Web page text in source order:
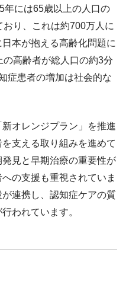
年には65歳以上の人口の
り、これは約700万人に
本が抱える高齢化問題に
高齢者が総人口の約3分
症患者の増加は社会的な
オレンジプラン」を推進
支える取り組みを進めて
見と早期治療の重要性が
の支援も重視されていま
連携し、認知症ケアの質
われています。